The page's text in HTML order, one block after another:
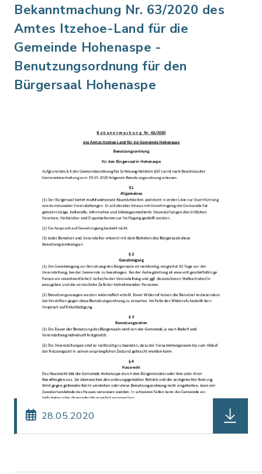
Bekanntmachung Nr. 63/2020 des
Amtes Itzehoe-Land für die
Gemeinde Hohenaspe -
Benutzungsordnung für den
Bürgersaal Hohenaspe
28.05.2020